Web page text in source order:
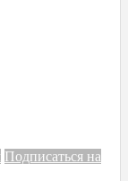
Подписаться на